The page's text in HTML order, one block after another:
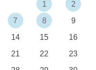
1
2
7 8
9
14 15
16
21 22
23